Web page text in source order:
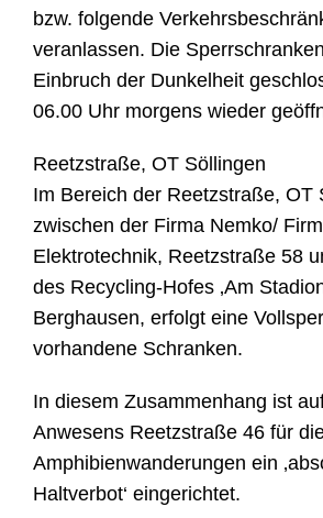
bzw. folgende
veranlassen. Die
Einbruch der Dunkelheit
06.00 Uhr morgens wieder
Reetzstraße, OT Söllingen
Im Bereich der Reetzstraße, OT
zwischen der Firma Nemko/
Elektrotechnik, Reetzstraße 58
des Recycling-Hofes ‚Am
Berghausen, erfolgt eine
vorhandene Schranken.
In diesem Zusammenhang ist
Anwesens Reetzstraße 46 für
Amphibienwanderungen ein
Haltverbot‘ eingerichtet.